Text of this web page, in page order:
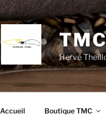
Hervé
Accueil Boutique TMC